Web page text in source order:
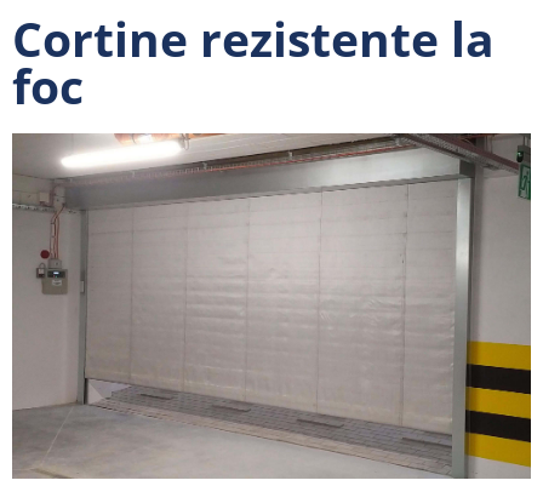
Cortine rezistente la
foc